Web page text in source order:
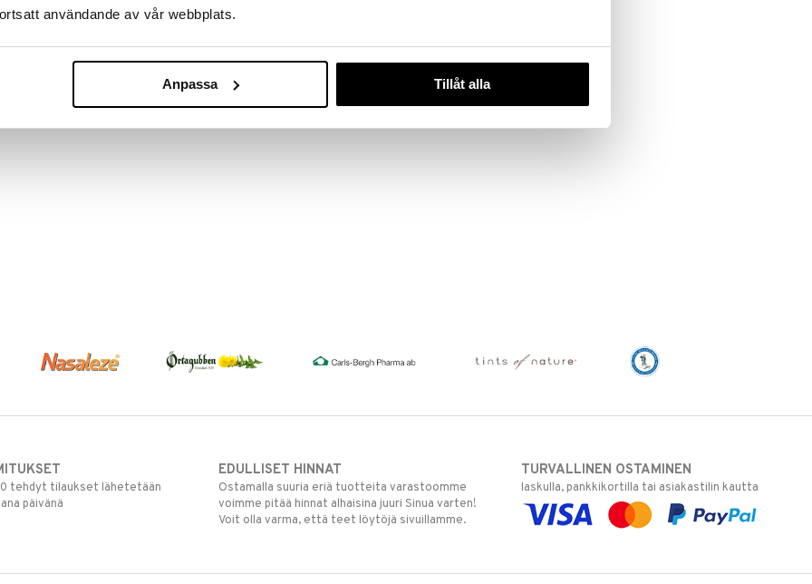
användande av vår webbplats.
Anpassa Tillåt alla
tehdyt tilaukset lähetetään
päivänä
EDULLISET HINNAT
Ostamalla suuria eriä tuotteita varastoomme
voimme pitää hinnat alhaisina juuri Sinua varten!
Voit olla varma, että teet löytöjä sivuillamme.
TURVALLINEN OSTAMINEN
laskulla, pankkikortilla tai asiakastilin kautta